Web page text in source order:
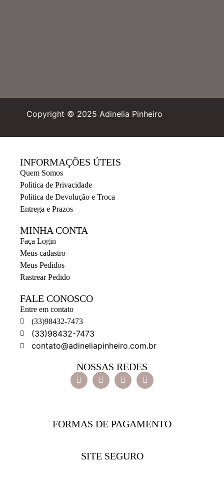
Copyright © 2025 Adinelia Pinheiro
INFORMAÇÕES ÚTEIS
Quem Somos
Politica de Privacidade
Politica de Devolução e Troca
Entrega e Prazos
MINHA CONTA
Faça Login
Meus cadastro
Meus Pedidos
Rastrear Pedido
FALE CONOSCO
Entre em contato
(33)98432-7473
(33)98432-7473
contato@adineliapinheiro.com.br
NOSSAS REDES
FORMAS DE PAGAMENTO
SITE SEGURO